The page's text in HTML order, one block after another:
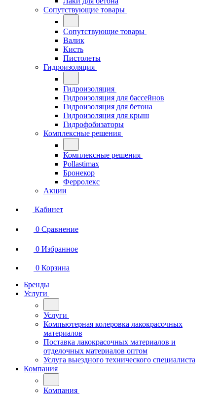
Сопутствующие товары
Сопутствующие товары
Валик
Кисть
Пистолеты
Гидроизоляция
Гидроизоляция
Гидроизоляция для бассейнов
Гидроизоляция для бетона
Гидроизоляция для крыш
Гидрофобизаторы
Комплексные решения
Комплексные решения
Pollastimax
Бронекор
Ферролекс
Акции
Кабинет
0 Сравнение
0 Избранное
0 Корзина
Бренды
Услуги
Услуги
Компьютерная колеровка лакокрасочных
материалов
Поставка лакокрасочных материалов и
отделочных материалов оптом
Услуга выездного технического специалиста
Компания
Компания